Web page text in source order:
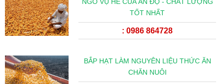
TỐT NHẤT
: 0986 864728
BẮP HẠT LÀM NGUYÊN LIỆU THỨC ĂN
CHĂN NUÔI